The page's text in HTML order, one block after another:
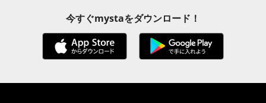
今すぐmystaをダウンロード！